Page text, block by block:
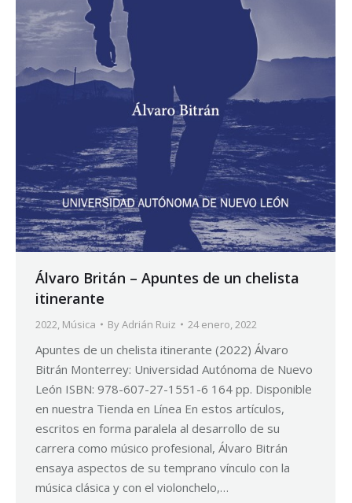
Álvaro Britán – Apuntes de un chelista
itinerante
2022, Música ByAdrián Ruiz 24 enero, 2022
Apuntes de un chelista itinerante (2022) Álvaro
Bitrán Monterrey: Universidad Autónoma de Nuevo
León ISBN: 978-607-27-1551-6 164 pp. Disponible
en nuestra Tienda en Línea En estos artículos,
escritos en forma paralela al desarrollo de su
carrera como músico profesional, Álvaro Bitrán
ensaya aspectos de su temprano vínculo con la
música clásica y con el violonchelo,…